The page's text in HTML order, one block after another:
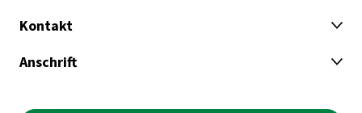
Kontakt
Anschrift